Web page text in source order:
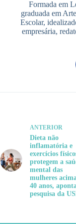
Formada em
graduada em
Escolar,
empresária,
ANTERIOR
Dieta não
inflamatória e
exercícios
protegem a
mental das
mulheres
40 anos,
pesquisa da